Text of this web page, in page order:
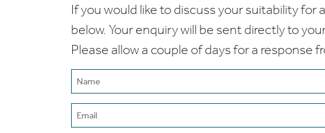
If you would like to discuss your suitability for
below. Your enquiry will be sent directly to
Please allow a couple of days for a response
Name
(Required)
Email
(Required)